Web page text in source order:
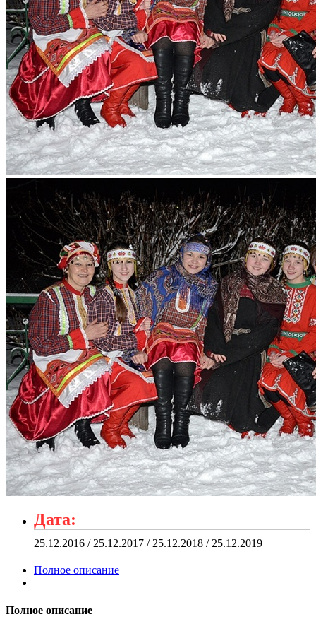
Дата:
25.12.2016 / 25.12.2017 / 25.12.2018 / 25.12.2019
Полное описание
Полное описание